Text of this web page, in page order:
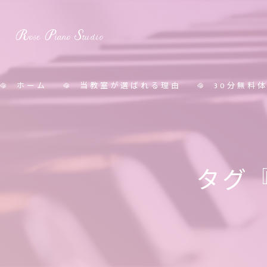
ホーム 当教室が選ばれる理由 30分無料
タグ